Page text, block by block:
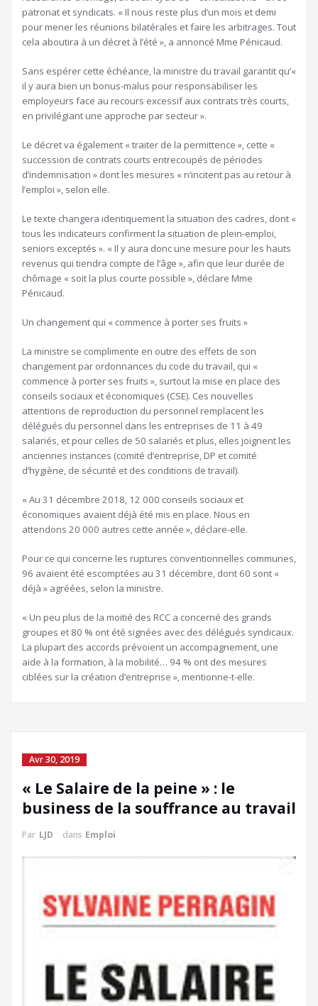
patronat et syndicats. « Il nous reste plus d’un mois et demi
pour mener les réunions bilatérales et faire les arbitrages. Tout
cela aboutira à un décret à l’été », a annoncé Mme Pénicaud.
Sans espérer cette échéance, la ministre du travail garantit qu’«
il y aura bien un bonus-malus pour responsabiliser les
employeurs face au recours excessif aux contrats très courts,
en privilégiant une approche par secteur ».
Le décret va également « traiter de la permittence », cette «
succession de contrats courts entrecoupés de périodes
d’indemnisation » dont les mesures « n’incitent pas au retour à
l’emploi », selon elle.
Le texte changera identiquement la situation des cadres, dont «
tous les indicateurs confirment la situation de plein-emploi,
seniors exceptés ». « Il y aura donc une mesure pour les hauts
revenus qui tiendra compte de l’âge », afin que leur durée de
chômage « soit la plus courte possible », déclare Mme
Pénicaud.
Un changement qui « commence à porter ses fruits »
La ministre se complimente en outre des effets de son
changement par ordonnances du code du travail, qui «
commence à porter ses fruits », surtout la mise en place des
conseils sociaux et économiques (CSE). Ces nouvelles
attentions de reproduction du personnel remplacent les
délégués du personnel dans les entreprises de 11 à 49
salariés, et pour celles de 50 salariés et plus, elles joignent les
anciennes instances (comité d’entreprise, DP et comité
d’hygiène, de sécurité et des conditions de travail).
« Au 31 décembre 2018, 12 000 conseils sociaux et
économiques avaient déjà été mis en place. Nous en
attendons 20 000 autres cette année », déclare-elle.
Pour ce qui concerne les ruptures conventionnelles communes,
96 avaient été escomptées au 31 décembre, dont 60 sont «
déjà » agréées, selon la ministre.
« Un peu plus de la moitié des RCC a concerné des grands
groupes et 80 % ont été signées avec des délégués syndicaux.
La plupart des accords prévoient un accompagnement, une
aide à la formation, à la mobilité… 94 % ont des mesures
ciblées sur la création d’entreprise », mentionne-t-elle.
Avr 30, 2019
« Le Salaire de la peine » : le
business de la souffrance au travail
Par LJD dans Emploi